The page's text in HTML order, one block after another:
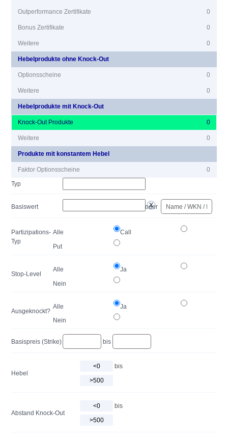
Outperformance Zertifikate 0
Bonus Zertifikate 0
Weitere 0
Hebelprodukte ohne Knock-Out
Optionsscheine 0
Weitere 0
Hebelprodukte mit Knock-Out
Knock-Out Produkte 0
Weitere 0
Produkte mit konstantem Hebel
Faktor Optionsscheine
0
Typ
Basiswert oder
Partizipations-
Typ
Alle
Call
Put
Stop-Level
Alle
Ja
Nein
Ausgeknockt?
Alle
Ja
Nein
Basispreis (Strike) bis
Hebel
bis
Abstand Knock-Out
bis